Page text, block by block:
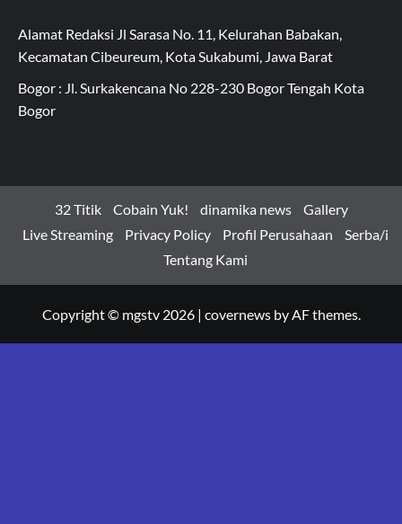
Alamat Redaksi Jl Sarasa No. 11, Kelurahan Babakan,
Kecamatan Cibeureum, Kota Sukabumi, Jawa Barat
Bogor : Jl. Surkakencana No 228-230 Bogor Tengah Kota
Bogor
32 Titik Cobain Yuk! dinamika news
Gallery
Live Streaming
Privacy Policy Profil Perusahaan
Serba/i
Tentang Kami
Copyright © mgstv 2026 | covernewsby AF themes.